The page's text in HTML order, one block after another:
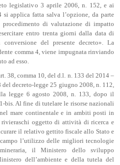
legislativo 3 aprile 2006, n. 152, e ai
applica fatta salva l’opzione, da parte
procedimento di valutazione di impatto
entro trenta giorni dalla data di
del presente decreto». La
comma 4, viene impugnata rinviando
ad esso.
38, comma 10, del d.l. n. 133 del 2014 –
decreto-legge 25 giugno 2008, n. 112,
legge 6 agosto 2008, n. 133, dopo il
bis. Al fine di tutelare le risorse nazionali
mare continentale e in ambiti posti in
oggetto di attività di ricerca e
il relativo gettito fiscale allo Stato e
l’utilizzo delle migliori tecnologie
il Ministero dello sviluppo
dell’ambiente e della tutela del